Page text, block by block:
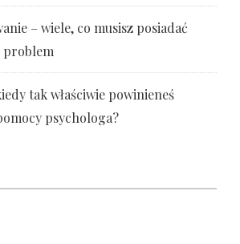
– wiele, co musisz posiadać
problem
tak właściwie powinieneś
psychologa?